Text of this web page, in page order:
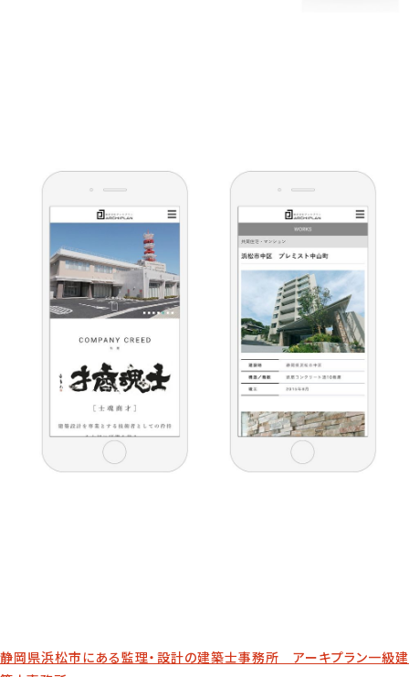
静岡県浜松市にある監理・設計の建築士事務所 アーキプラン一級建